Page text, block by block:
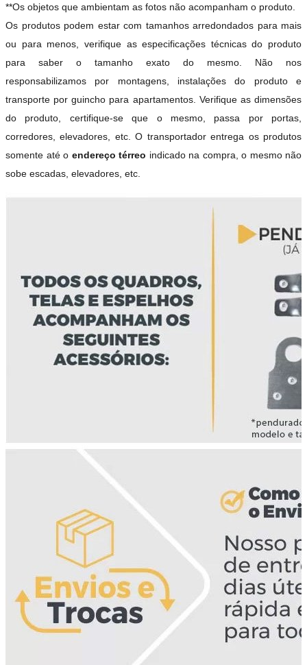
**Os objetos que ambientam as fotos não acompanham o produto.
Os produtos podem estar com tamanhos arredondados para mais
ou para menos, verifique as especificações técnicas do produto
para saber o tamanho exato do mesmo. Não nos
responsabilizamos por montagens, instalações do produto e
transporte por guincho para apartamentos. Verifique as dimensões
do produto, certifique-se que o mesmo, passa por portas,
corredores, elevadores, etc. O transportador entrega os produtos
somente até o endereço térreo indicado na compra, o mesmo não
sobe escadas, elevadores, etc.